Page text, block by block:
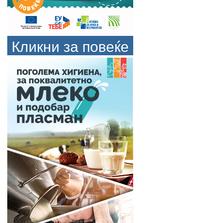
Кликни за повеќе